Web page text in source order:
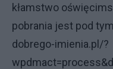
kłamstwo
pobrania jest pod
dobrego-imienia.pl/?